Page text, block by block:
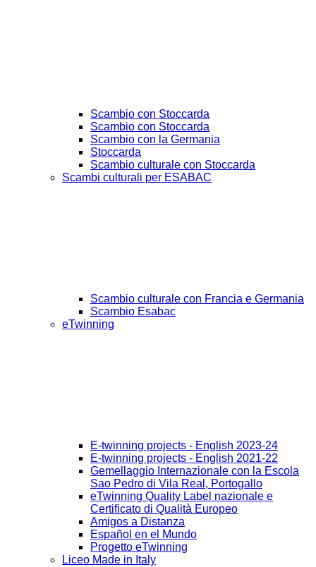
Scambio con Stoccarda
Scambio con Stoccarda
Scambio con la Germania
Stoccarda
Scambio culturale con Stoccarda
Scambi culturali per ESABAC
Scambio culturale con Francia e Germania
Scambio Esabac
eTwinning
E-twinning projects - English 2023-24
E-twinning projects - English 2021-22
Gemellaggio Internazionale con la Escola
Sao Pedro di Vila Real, Portogallo
eTwinning Quality Label nazionale e
Certificato di Qualità Europeo
Amigos a Distanza
Español en el Mundo
Progetto eTwinning
Liceo Made in Italy